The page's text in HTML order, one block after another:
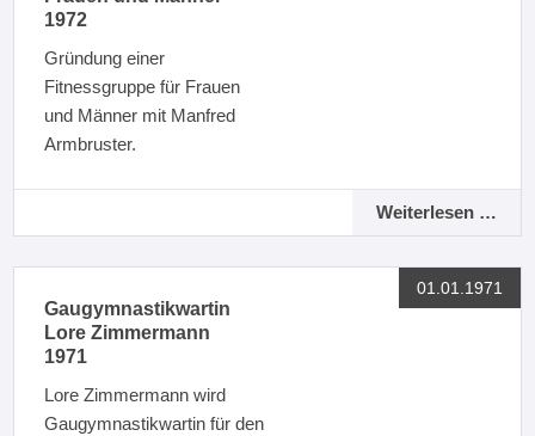
1972
Gründung einer
Fitnessgruppe für Frauen
und Männer mit Manfred
Armbruster.
Weiterlesen …
01.01.1971
Gaugymnastikwartin
Lore Zimmermann
1971
Lore Zimmermann wird
Gaugymnastikwartin für den